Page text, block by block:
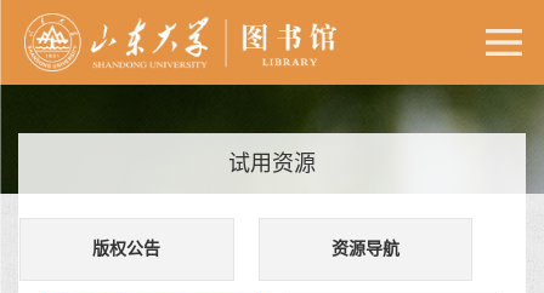
试用资源
版权公告 资源导航